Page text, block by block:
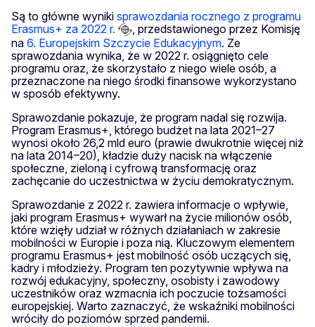
Są to główne wyniki sprawozdania rocznego z programu
Erasmus+ za 2022 r.
, przedstawionego przez Komisję
na 6. Europejskim Szczycie Edukacyjnym. Ze
sprawozdania wynika, że w 2022 r. osiągnięto cele
programu oraz, że skorzystało z niego wiele osób, a
przeznaczone na niego środki finansowe wykorzystano
w sposób efektywny.
Sprawozdanie pokazuje, że program nadal się rozwija.
Program Erasmus+, którego budżet na lata 2021–27
wynosi około 26,2 mld euro (prawie dwukrotnie więcej niż
na lata 2014–20), kładzie duży nacisk na włączenie
społeczne, zieloną i cyfrową transformację oraz
zachęcanie do uczestnictwa w życiu demokratycznym.
Sprawozdanie z 2022 r. zawiera informacje o wpływie,
jaki program Erasmus+ wywarł na życie milionów osób,
które wzięły udział w różnych działaniach w zakresie
mobilności w Europie i poza nią. Kluczowym elementem
programu Erasmus+ jest mobilność osób uczących się,
kadry i młodzieży. Program ten pozytywnie wpływa na
rozwój edukacyjny, społeczny, osobisty i zawodowy
uczestników oraz wzmacnia ich poczucie tożsamości
europejskiej. Warto zaznaczyć, że wskaźniki mobilności
wróciły do poziomów sprzed pandemii.